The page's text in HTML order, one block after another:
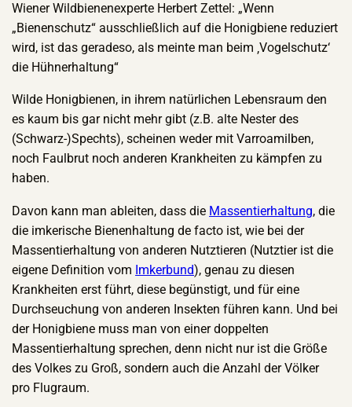
Wiener Wildbienenexperte Herbert Zettel: „Wenn
„Bienenschutz“ ausschließlich auf die Honigbiene reduziert
wird, ist das geradeso, als meinte man beim ‚Vogelschutz‘
die Hühnerhaltung“
Wilde Honigbienen, in ihrem natürlichen Lebensraum den
es kaum bis gar nicht mehr gibt (z.B. alte Nester des
(Schwarz-)Spechts), scheinen weder mit Varroamilben,
noch Faulbrut noch anderen Krankheiten zu kämpfen zu
haben.
Davon kann man ableiten, dass die Massentierhaltung, die
die imkerische Bienenhaltung de facto ist, wie bei der
Massentierhaltung von anderen Nutztieren (Nutztier ist die
eigene Definition vom Imkerbund), genau zu diesen
Krankheiten erst führt, diese begünstigt, und für eine
Durchseuchung von anderen Insekten führen kann. Und bei
der Honigbiene muss man von einer doppelten
Massentierhaltung sprechen, denn nicht nur ist die Größe
des Volkes zu Groß, sondern auch die Anzahl der Völker
pro Flugraum.